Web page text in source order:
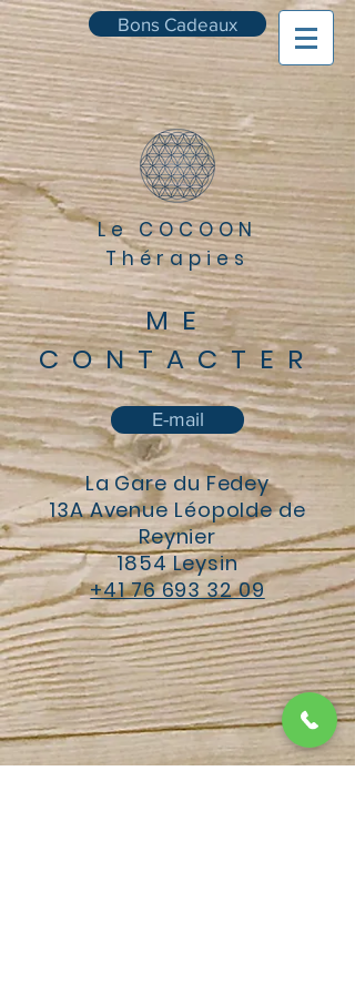
Bons Cadeaux
Le COCOON
Thérapies
ME
CONTACTER
E-mail
La Gare du Fedey
13A Avenue Léopolde de
Reynier
1854 Leysin
+41 76 693 32 09